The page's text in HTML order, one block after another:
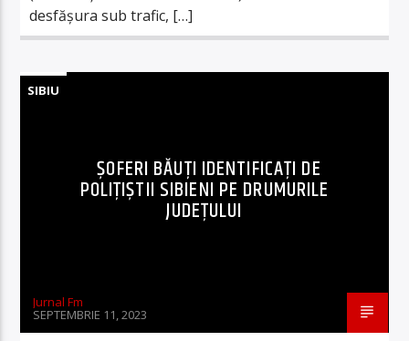
desfășura sub trafic, […]
SIBIU
ȘOFERI BĂUȚI IDENTIFICAȚI DE
POLIȚIȘTII SIBIENI PE DRUMURILE
JUDEȚULUI
Jurnal Fm
SEPTEMBRIE 11, 2023